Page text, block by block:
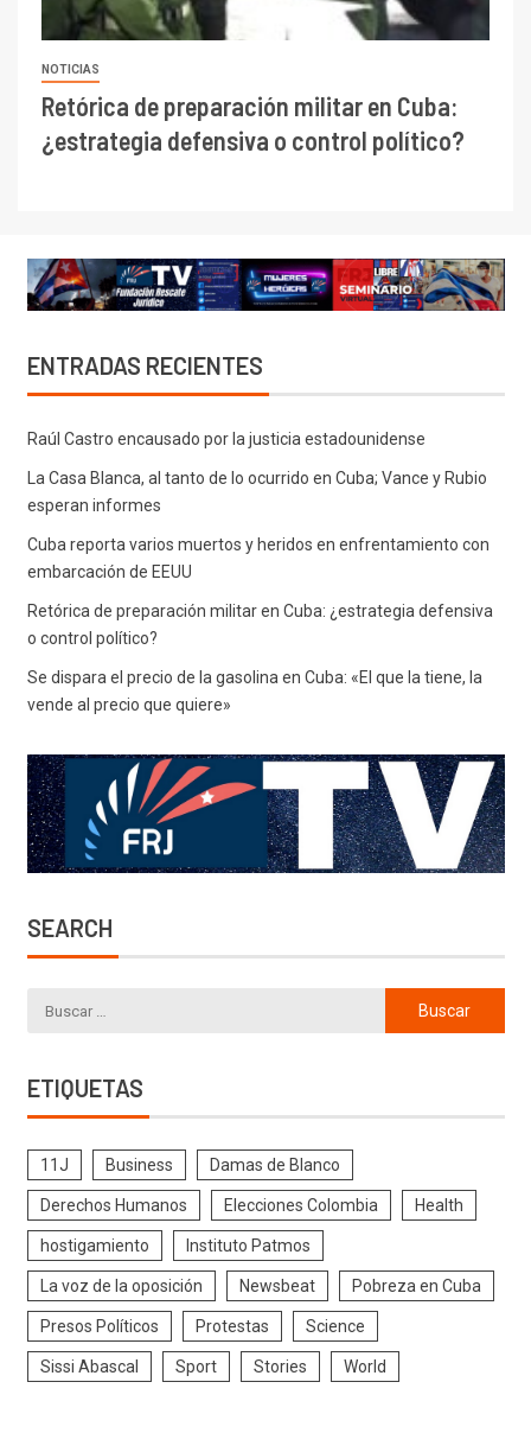
NOTICIAS
Retórica de preparación militar en Cuba:
¿estrategia defensiva o control político?
ENTRADAS RECIENTES
Raúl Castro encausado por la justicia estadounidense
La Casa Blanca, al tanto de lo ocurrido en Cuba; Vance y Rubio
esperan informes
Cuba reporta varios muertos y heridos en enfrentamiento con
embarcación de EEUU
Retórica de preparación militar en Cuba: ¿estrategia defensiva
o control político?
Se dispara el precio de la gasolina en Cuba: «El que la tiene, la
vende al precio que quiere»
SEARCH
ETIQUETAS
11J Business Damas de Blanco
Derechos Humanos Elecciones Colombia Health
hostigamiento Instituto Patmos
La voz de la oposición Newsbeat Pobreza en Cuba
Presos Políticos Protestas Science
Sissi Abascal Sport Stories World